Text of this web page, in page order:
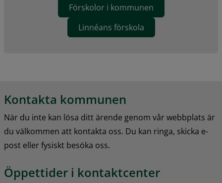
Förskolor i kommunen
Linnéans förskola
Kontakta kommunen
När du inte kan lösa ditt ärende genom vår webbplats är
du välkommen att kontakta oss. Du kan ringa, skicka e-
post eller fysiskt besöka oss.
Öppettider i kontaktcenter